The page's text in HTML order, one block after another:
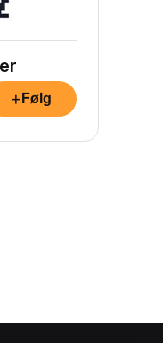
+ Følg